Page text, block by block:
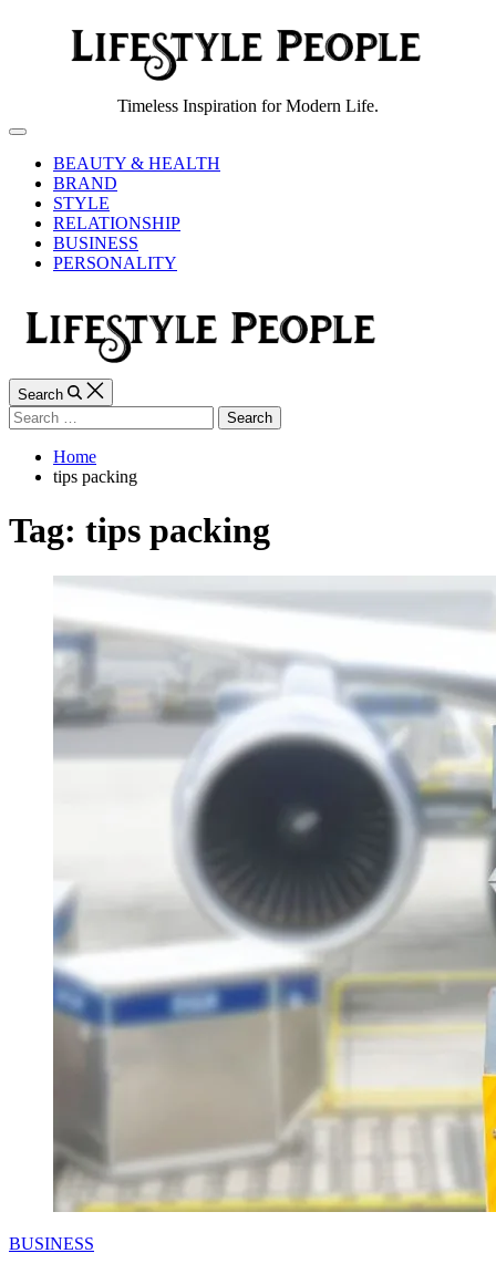
People
Timeless Inspiration for Modern Life.
Off
CanvasBEAUTY & HEALTH
BRAND
STYLE
RELATIONSHIP
BUSINESS
PERSONALITY
Search
Search
for:
Home
tips packing
Tag: tips packing
Categories
BUSINESS